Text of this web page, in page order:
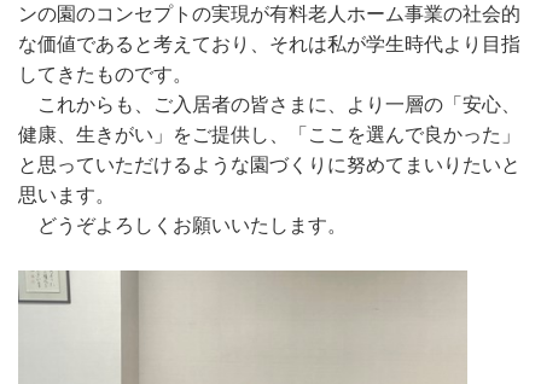
ンの園のコンセプトの実現が有料老人ホーム事業の社会的
な価値であると考えており、それは私が学生時代より目指
してきたものです。
これからも、ご入居者の皆さまに、より一層の「安心、
健康、生きがい」をご提供し、「ここを選んで良かった」
と思っていただけるような園づくりに努めてまいりたいと
思います。
どうぞよろしくお願いいたします。